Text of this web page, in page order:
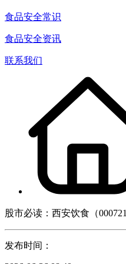
食品安全常识
食品安全资讯
联系我们
股市必读：西安饮食（
发布时间：